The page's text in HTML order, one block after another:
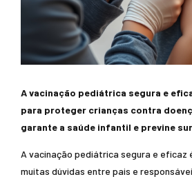
A vacinação pediátrica segura e
para proteger crianças contra
garante a saúde infantil e previne
A vacinação pediátrica segura e eficaz
muitas dúvidas entre pais e